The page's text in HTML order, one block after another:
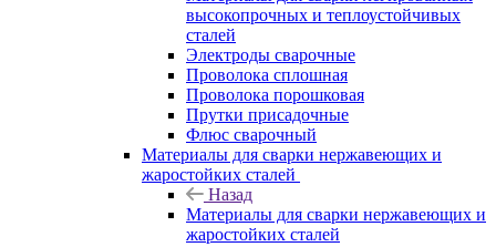
высокопрочных и теплоустойчивых
сталей
Электроды сварочные
Проволока сплошная
Проволока порошковая
Прутки присадочные
Флюс сварочный
Материалы для сварки нержавеющих и
жаростойких сталей
Назад
Материалы для сварки нержавеющих и
жаростойких сталей